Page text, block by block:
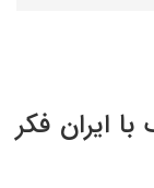
ایران فکر